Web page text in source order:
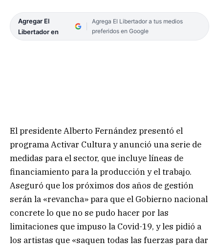
Agregar El
Libertador en
Agrega El Libertador a tus medios
preferidos en Google
El presidente Alberto Fernández presentó el
programa Activar Cultura y anunció una serie de
medidas para el sector, que incluye líneas de
financiamiento para la producción y el trabajo.
Aseguró que los próximos dos años de gestión
serán la «revancha» para que el Gobierno nacional
concrete lo que no se pudo hacer por las
limitaciones que impuso la Covid-19, y les pidió a
los artistas que «saquen todas las fuerzas para dar